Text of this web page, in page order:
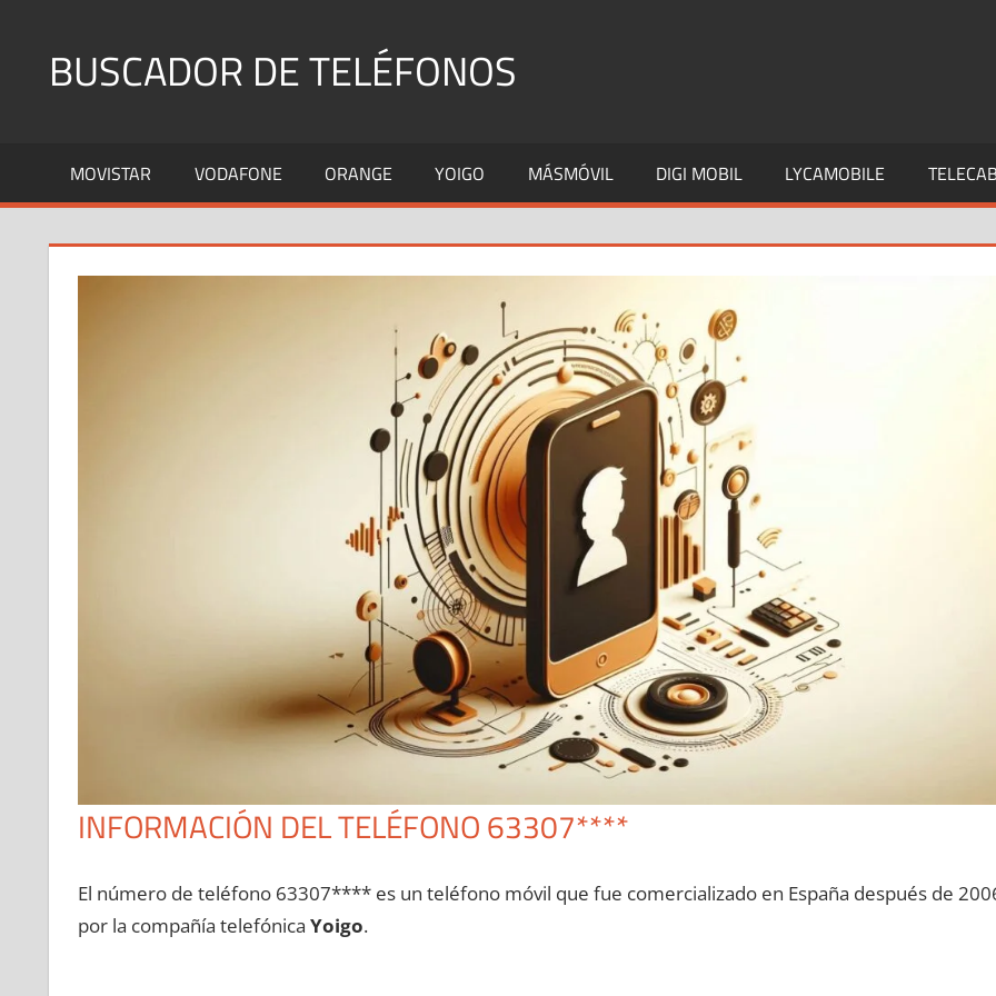
contenidoBUSCADOR DE TELÉFONOS
Fijos
y
MOVISTAR VODAFONE ORANGE YOIGO MÁSMÓVIL DIGI MOBIL LYCAMOBILE
INFORMACIÓN DEL TELÉFONO 63307****
El número dе teléfono 63307**** es un teléfono móvil quе fue comercializado en España después dе
pοr la compañía telefónica Yoigo.